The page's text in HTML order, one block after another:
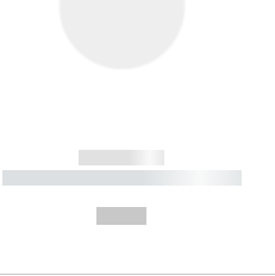
------------
----------- ----------- ----------